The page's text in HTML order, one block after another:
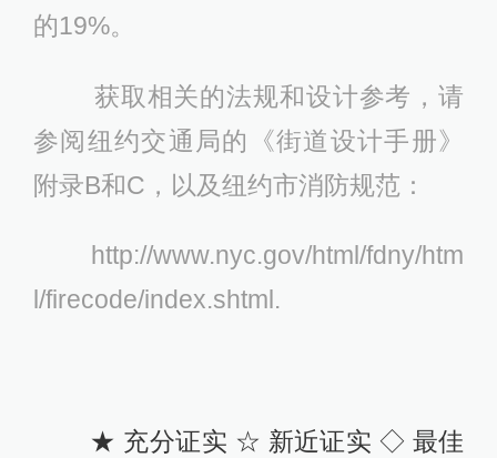
的19%。
获取相关的法规和设计参考，请
参阅纽约交通局的《街道设计手册》
附录B和C，以及纽约市消防规范：
http://www.nyc.gov/html/fdny/htm
l/firecode/index.shtml.
★ 充分证实 ☆ 新近证实 ◇ 最佳